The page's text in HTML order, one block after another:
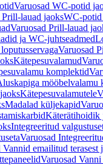
Varuosad WC-potid
Prill-lauad jaoksWC-potid
Varuosad Prill-lauad
ja WC-juhtseadmed
Varuosad
Kätepesuvalamud
komplektid
mööbelvalamu
Kätepesuvalamutele
Madalad küljekapid
Käterätihoidik
Integreeritud
Varuosad
Vannid emailitud terasest
Varuosad